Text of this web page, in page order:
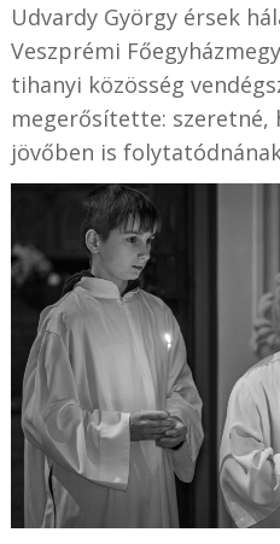
Udvardy György érsek
Veszprémi
tihanyi közösség
megerősítette: szeretné,
jövőben is